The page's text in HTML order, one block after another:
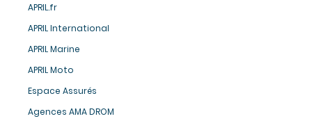
APRIL.fr
APRIL International
APRIL Marine
APRIL Moto
Espace Assurés
Agences AMA DROM